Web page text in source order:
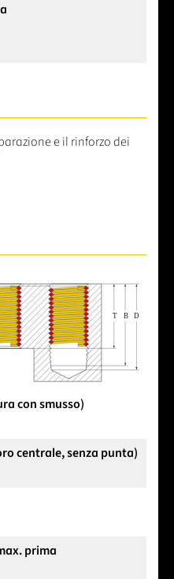
e il rinforzo dei
con smusso)
centrale, senza punta)
prima